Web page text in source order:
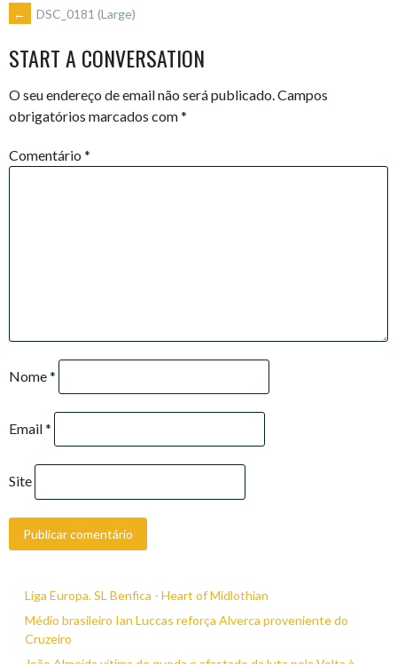
POST
NAVIGATION
← DSC_0181 (Large)
START A CONVERSATION
O seu endereço de email não será publicado.Campos
obrigatórios marcados com*
Comentário *
Nome*
Email*
Site
Liga Europa. SL Benfica - Heart of Midlothian
Médio brasileiro Ian Luccas reforça Alverca proveniente do
Cruzeiro